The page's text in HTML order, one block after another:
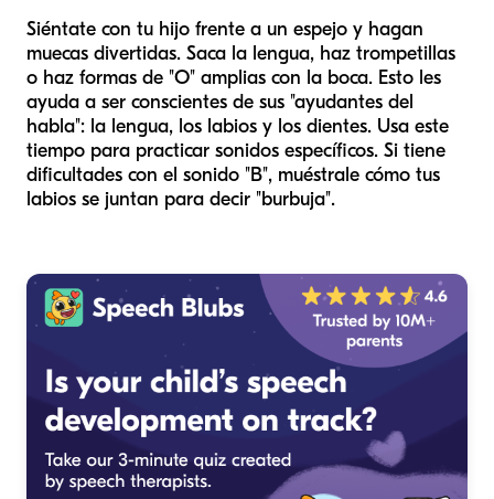
Siéntate con tu hijo frente a un espejo y hagan
muecas divertidas. Saca la lengua, haz trompetillas
o haz formas de "O" amplias con la boca. Esto les
ayuda a ser conscientes de sus "ayudantes del
habla": la lengua, los labios y los dientes. Usa este
tiempo para practicar sonidos específicos. Si tiene
dificultades con el sonido "B", muéstrale cómo tus
labios se juntan para decir "burbuja".